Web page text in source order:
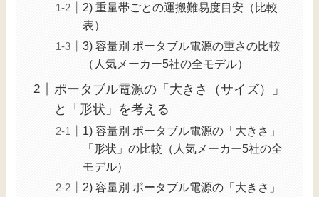
2) 重量帯ごとの運搬難易度目安（比較
表）
3) 容量別 ポータブル電源の重さの比較
（人気メーカー5社の全モデル）
ポータブル電源の「大きさ（サイズ）」
と「形状」を考える
1) 容量別 ポータブル電源の「大きさ」
「形状」の比較（人気メーカー5社の全
モデル）
2) 容量別 ポータブル電源の「大きさ」